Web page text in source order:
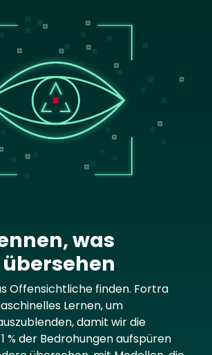
was
Offensichtliche finden. Fortra
Lernen, um
damit wir die
% der Bedrohungen aufspüren